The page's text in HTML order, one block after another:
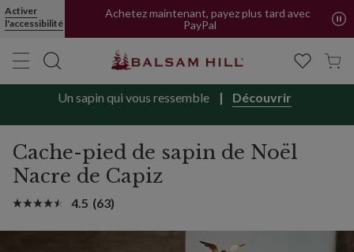
Activer
l'accessibilité
Achetez maintenant, payez plus tard avec
PayPal
Un sapin qui vous ressemble Découvrir
Cache-pied de sapin de Noël
Nacre de Capiz
4.5 (63)